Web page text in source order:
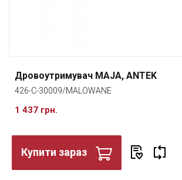
Дровоутримувач MAJA, ANTEK
426-C-30009/MALOWANE
1 437 грн.
Купити зараз